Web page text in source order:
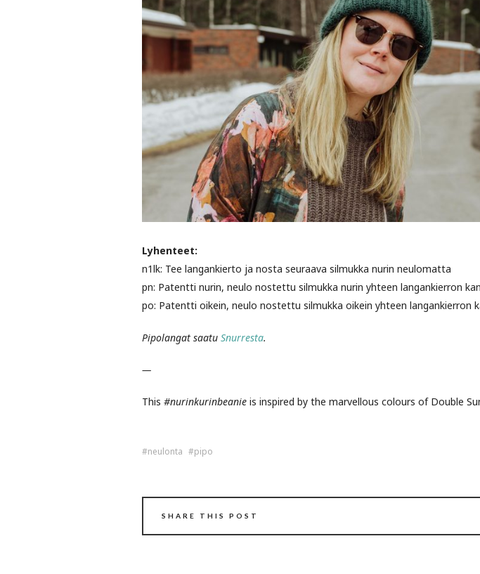
Lyhenteet:
n1lk: Tee langankierto ja nosta seuraava silmukka nurin neulomatta
pn: Patentti nurin, neulo nostettu silmukka nurin yhteen langankierron
po: Patentti oikein, neulo nostettu silmukka oikein yhteen langankierron
Pipolangat saatu Snurresta.
—
This #nurinkurinbeanie is inspired by the marvellous colours of Double
neulonta pipo
SHARE THIS POST